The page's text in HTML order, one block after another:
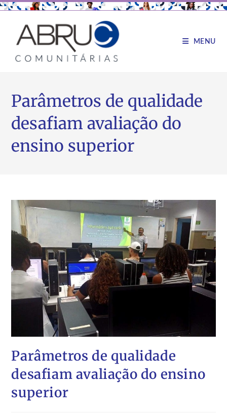
MENU
Parâmetros de qualidade
desafiam avaliação do
ensino superior
Parâmetros de qualidade
desafiam avaliação do ensino
superior